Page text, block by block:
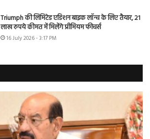
Triumph की लिमिटेड एडिशन बाइक लॉन्च के लिए तैयार, 21
लाख रुपये कीमत में मिलेंगे प्रीमियम फीचर्स
16 July 2026 - 3:17 PM